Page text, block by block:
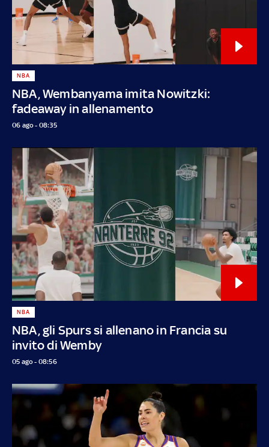
NBA, Wembanyama imita Nowitzki:
fadeaway in allenamento
NBA
06 ago - 08:35
NBA, gli Spurs si allenano in Francia su
invito di Wemby
NBA
05 ago - 08:56